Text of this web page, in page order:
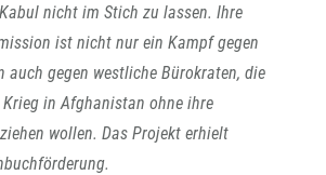
nicht im Stich zu lassen. Ihre
ist nicht nur ein Kampf gegen
auch gegen westliche Bürokraten, die
in Afghanistan ohne ihre
wollen. Das Projekt erhielt